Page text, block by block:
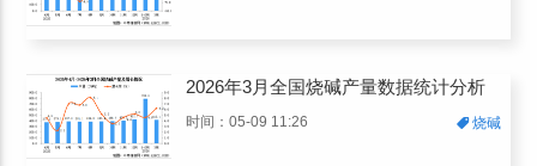
2026年3月全国烧碱产量数据统计分析
时间：05-09 11:26 烧碱